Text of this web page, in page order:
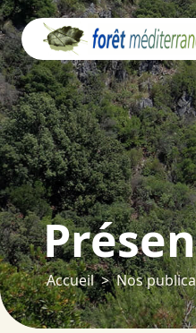
Accueil Nos
Panneau de gestion des